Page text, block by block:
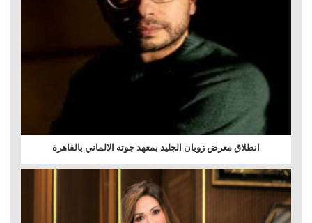
انطلاق معرض زوبان الجليد بمعهد جوته الالماني بالقاهرة